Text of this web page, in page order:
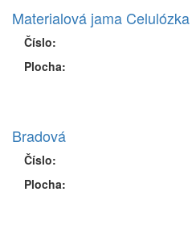
Materialová jama Celulózka
Číslo:
Plocha:
Bradová
Číslo:
Plocha: